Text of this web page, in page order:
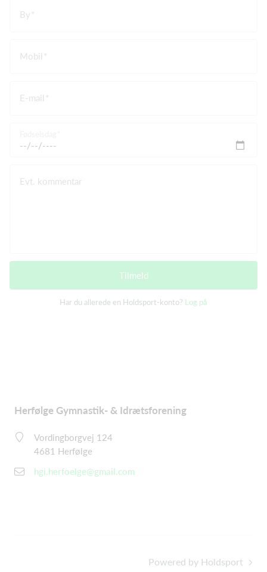
By
Mobil
E-mail
Evt. kommentar
Tilmeld
Har du allerede en Holdsport-konto? Log på
Herfølge Gymnastik- & Idrætsforening
Vordingborgvej 124
4681 Herfølge
hgi.herfoelge@gmail.com
Powered by Holdsport